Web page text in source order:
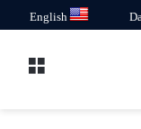
English